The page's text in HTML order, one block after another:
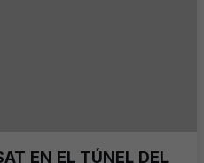
EN EL TÚNEL DEL